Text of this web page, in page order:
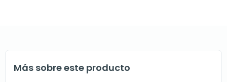
Más sobre este producto